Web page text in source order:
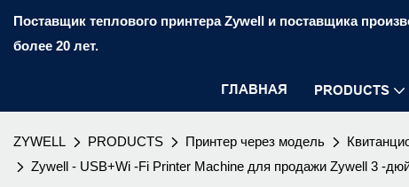
Поставщик теплового принтера Zywell и поставщика
более 20 лет.
ГЛАВНАЯ PRODUCTS
ZYWELL PRODUCTS Принтер через модель
Zywell - USB+Wi -Fi Printer Machine для продажи Zywell 3 -